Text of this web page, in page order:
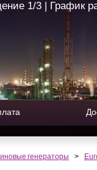
1/3 | График
генераторы >